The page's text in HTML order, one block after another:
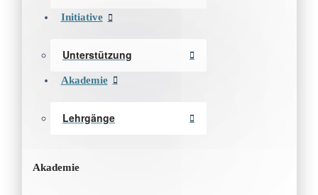
Initiative
Unterstützung
Akademie
Lehrgänge
Akademie